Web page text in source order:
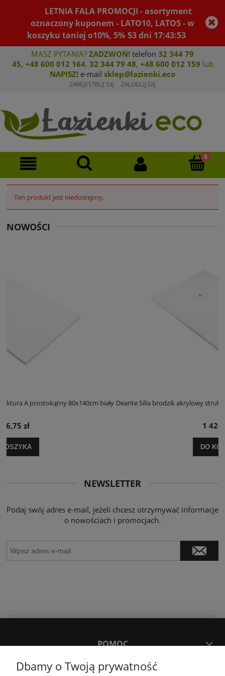
LETNIA FALA PROMOCJI - asortyment
oznaczony kuponem - LATO10, LATO5 - w
koszyku taniej o10%, 5% 53dni 17:43:52
MASZ PYTANIA? ZADZWOŃ! telefon 32 344 79
45, +48 600 012 164, 32 344 79 48, +48 600 012 159 lub
NAPISZ! e-mail sklep@lazienki.eco
ZAREJESTRUJ SIĘ ZALOGUJ SIĘ
Ten produkt jest niedostępny.
NOWOŚCI
biały Deante Silia brodzik akrylowy struktura A prostokątny 100x120cm
NEWSLETTER
Podaj swój adres e-mail, jeżeli chcesz otrzymywać informacje
o nowościach i promocjach.
POMOC
Dbamy o Twoją prywatność